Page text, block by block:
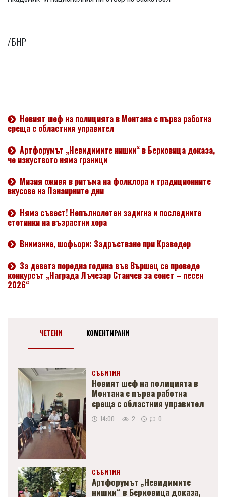
/БНР
Новият шеф на полицията в Монтана с първа работна
среща с областния управител
Артфорумът „Невидимите нишки“ в Берковица доказа,
че изкуството няма граници
Мизия оживя в ритъма на фолклора и традиционните
вкусове на Панаирните дни
Няма съвест! Непълнолетен задигна и последните
стотинки на възрастни хора
Внимание, шофьори: Задръстване при Краводер
За девета поредна година във Вършец се проведе
конкурсът „Награда Лъчезар Станчев за сонет – песен
2026“
ЧЕТЕНИ КОМЕНТИРАНИ
СЪБИТИЯ
Новият шеф на полицията в
Монтана с първа работна
среща с областния управител
14:00 2 0
СЪБИТИЯ
Артфорумът „Невидимите
нишки“ в Берковица доказа,